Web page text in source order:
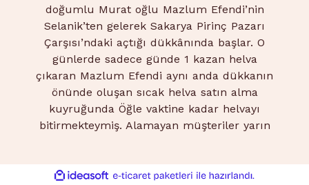
doğumlu Murat oğlu Mazlum Efendi’nin
Selanik’ten gelerek Sakarya Pirinç Pazarı
Çarşısı’ndaki açtığı dükkânında başlar. O
günlerde sadece günde 1 kazan helva
çıkaran Mazlum Efendi aynı anda dükkanın
önünde oluşan sıcak helva satın alma
kuyruğunda Öğle vaktine kadar helvayı
bitirmekteymiş. Alamayan müşteriler yarın
büyümesi ile baba-oğul birlikte çalışmaya
ideasoft
e-